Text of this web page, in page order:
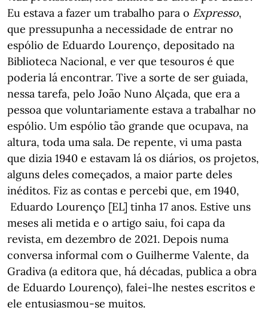
Eu estava a fazer um trabalho para o Expresso,
que pressupunha a necessidade de entrar no
espólio de Eduardo Lourenço, depositado na
Biblioteca Nacional, e ver que tesouros é que
poderia lá encontrar. Tive a sorte de ser guiada,
nessa tarefa, pelo João Nuno Alçada, que era a
pessoa que voluntariamente estava a trabalhar no
espólio. Um espólio tão grande que ocupava, na
altura, toda uma sala. De repente, vi uma pasta
que dizia 1940 e estavam lá os diários, os projetos,
alguns deles começados, a maior parte deles
inéditos. Fiz as contas e percebi que, em 1940,
Eduardo Lourenço [EL] tinha 17 anos. Estive uns
meses ali metida e o artigo saiu, foi capa da
revista, em dezembro de 2021. Depois numa
conversa informal com o Guilherme Valente, da
Gradiva (a editora que, há décadas, publica a obra
de Eduardo Lourenço), falei-lhe nestes escritos e
ele entusiasmou-se muitos.